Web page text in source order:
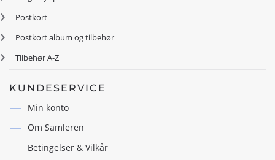
Postkort
Postkort album og tilbehør
Tilbehør A-Z
KUNDESERVICE
Min konto
Om Samleren
Betingelser & Vilkår